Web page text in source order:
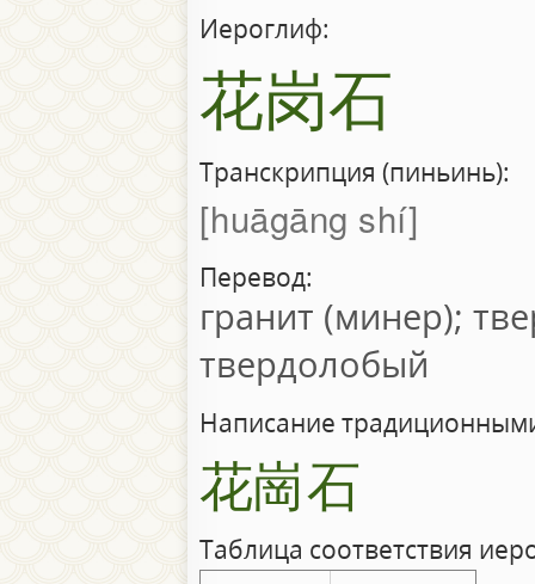
Иероглиф:
花岗石
Транскрипция (пиньинь):
huāgāng shí
Перевод:
гранит (минер);
твердолобый
Написание
花崗石
Таблица соответствия